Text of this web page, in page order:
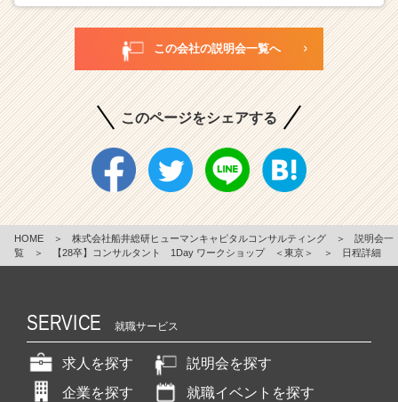
この会社の説明会一覧へ
このページをシェアする
HOME ＞ 株式会社船井総研ヒューマンキャピタルコンサルティング ＞
説明会一
覧
＞ 【28卒】コンサルタント 1Day ワークショップ ＜東京＞ ＞ 日程詳細
SERVICE 就職サービス
求人を探す
説明会を探す
企業を探す
就職イベントを探す